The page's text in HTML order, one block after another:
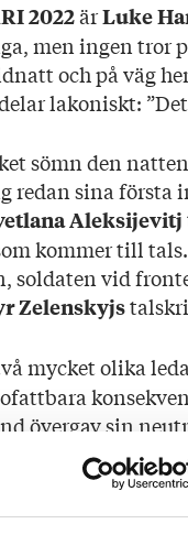
Ritamäki
2022ärLuke
men ingen tror
och på väg
lakoniskt:
sömn den
redan sina första
Aleksijevitj
kommer till
soldaten vid
Zelenskyjs
mycket olika
övergav sin
sin
för Putins
och beskriver